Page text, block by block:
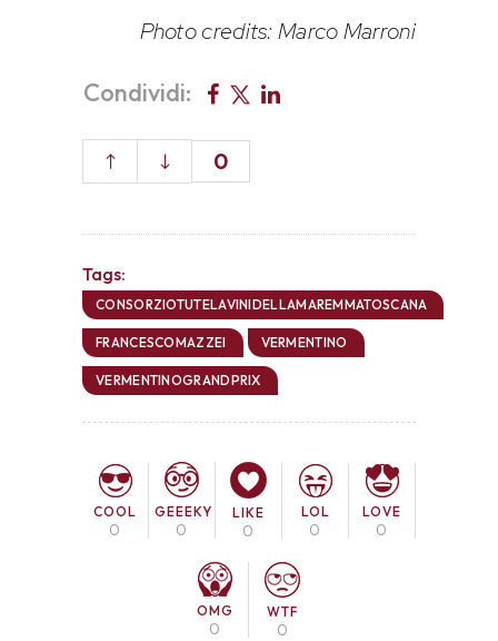
Photo credits: Marco Marroni
Condividi:
0
Tags:
CONSORZIOTUTELAVINIDELLAMAREMMATOSCANA
FRANCESCOMAZZEI VERMENTINO
VERMENTINOGRANDPRIX
COOL
0
GEEEKY
0
LIKE
0
LOL
0
LOVE
0
OMG
0
WTF
0